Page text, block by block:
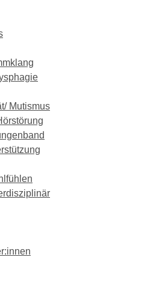
Mutismus